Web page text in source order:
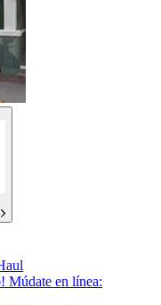
Múdate en línea: